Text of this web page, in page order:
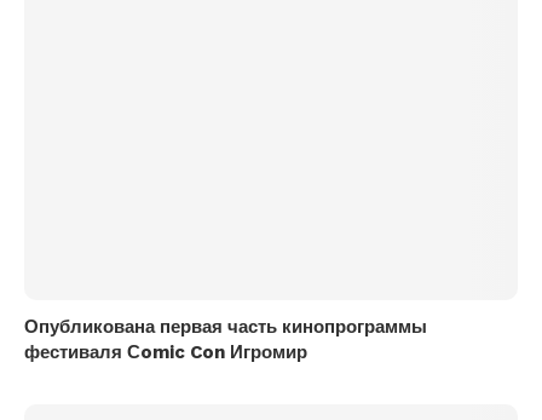
Опубликована первая часть кинопрограммы
фестиваля Сomic Con Игромир